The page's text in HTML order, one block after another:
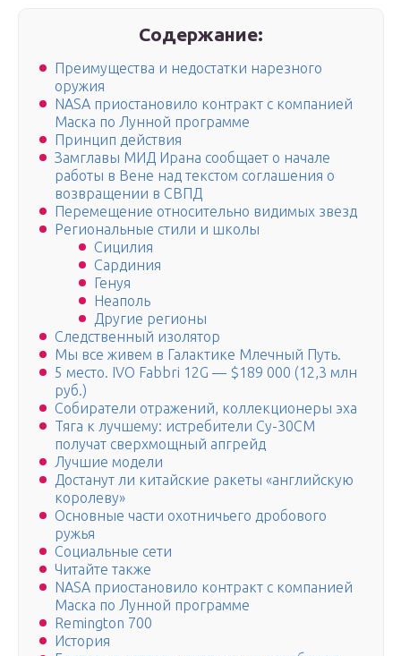
Содержание:
Преимущества и недостатки нарезного
оружия
NASA приостановило контракт с компанией
Маска по Лунной программе
Принцип действия
Замглавы МИД Ирана сообщает о начале
работы в Вене над текстом соглашения о
возвращении в СВПД
Перемещение относительно видимых звезд
Региональные стили и школы
Сицилия
Сардиния
Генуя
Неаполь
Другие регионы
Следственный изолятор
Мы все живем в Галактике Млечный Путь.
5 место. ІVO Fabbri 12G — $189 000 (12,3 млн
руб.)
Собиратели отражений, коллекционеры эха
Тяга к лучшему: истребители Су-30СМ
получат сверхмощный апгрейд
Лучшие модели
Достанут ли китайские ракеты «английскую
королеву»
Основные части охотничьего дробового
ружья
Социальные сети
Читайте также
NASA приостановило контракт с компанией
Маска по Лунной программе
Remington 700
История